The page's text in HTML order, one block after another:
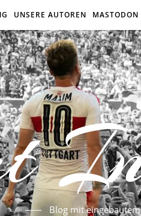
UNSERE AUTOREN
Blog mit